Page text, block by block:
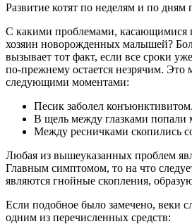
Развитие котят по неделям и по дням
С какими проблемами, касающимися
хозяин новорожденных малышей?
вызывает тот факт, если все сроки
по-прежнему остается незрячим. Это
следующими моментами:
Песик заболел конъюнктивитом.
В щель между глазками попали
Между ресничками скопились
Любая из вышеуказанных проблем
Главным симптомом, то на что
являются гнойные скопления,
Если подобное было замечено, веки
одним из перечисленных средств: